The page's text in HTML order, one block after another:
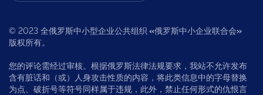
© 2023 全俄罗斯中小型企业公共组织 «俄罗斯中小企业联合会»
版权所有。
您的评论需经过审核。根据俄罗斯法律法规要求，我站不允许发布
含有脏话和（或）人身攻击性质的内容，将此类信息中的字母替换
为点、破折号等符号同样属于违规，此外，禁止任何形式的仇恨言